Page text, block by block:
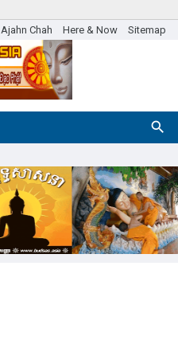
Ajahn Chah Here & Now Sitemap